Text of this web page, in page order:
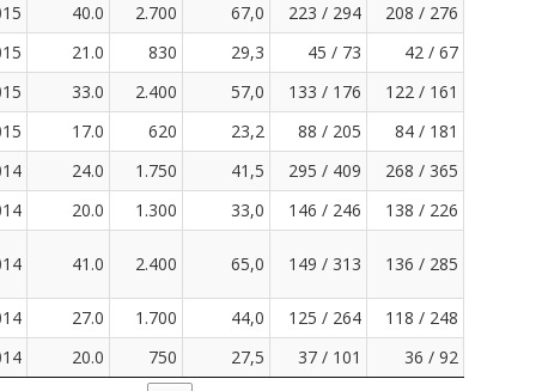
40.0 2.700 67,0 223 / 294
208 / 276
21.0 830 29,3 45 / 73
42 / 67
33.0 2.400 57,0 133 / 176
122 / 161
17.0 620 23,2 88 / 205
84 / 181
24.0 1.750 41,5 295 / 409
268 / 365
20.0 1.300 33,0 146 / 246
138 / 226
41.0 2.400 65,0 149 / 313 136 / 285
27.0 1.700 44,0 125 / 264
118 / 248
20.0 750 27,5 37 / 101 36 / 92